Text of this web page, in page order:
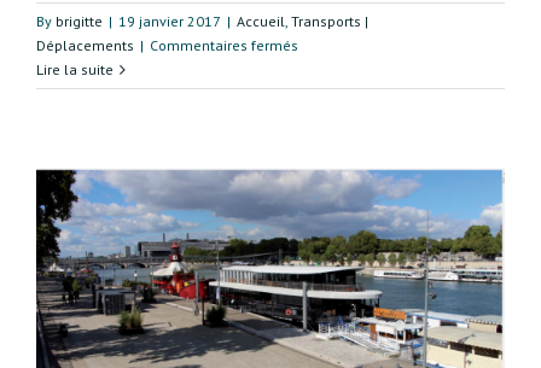
By brigitte | 19 janvier 2017 | Accueil Transports |
Déplacements | Commentaires fermés
circulation
cycles
des
piétons
sera
difficile
dans
le
Lire la suite